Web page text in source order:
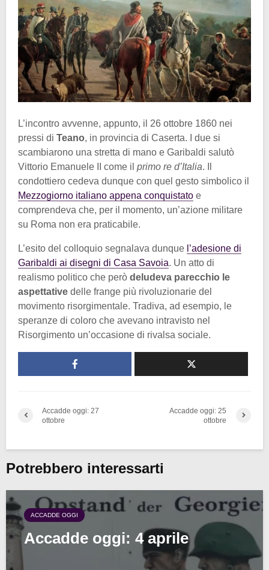
L’incontro avvenne, appunto, il 26 ottobre 1860 nei
pressi di Teano, in provincia di Caserta. I due si
scambiarono una stretta di mano e Garibaldi salutò
Vittorio Emanuele II come il primo re d’Italia. Il
condottiero cedeva dunque con quel gesto simbolico il
Mezzogiorno italiano appena conquistato e
comprendeva che, per il momento, un’azione militare
su Roma non era praticabile.
L’esito del colloquio segnalava dunque l’adesione di
Garibaldi ai disegni di Casa Savoia. Un atto di
realismo politico che però deludeva parecchio le
aspettative delle frange più rivoluzionarie del
movimento risorgimentale. Tradiva, ad esempio, le
speranze di coloro che avevano intravisto nel
Risorgimento un’occasione di rivalsa sociale.
Accadde oggi: 27
ottobre
Accadde oggi: 25
ottobre
Potrebbero interessarti
ACCADDE OGGI
Accadde oggi: 4 aprile